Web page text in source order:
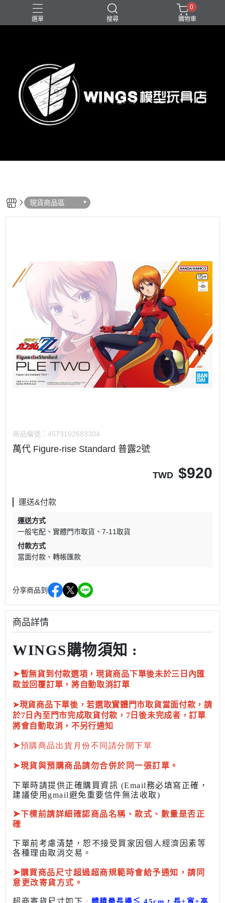
選單 搜尋
0
購物車
現貨商品區
商品編號： 4573102683304
萬代 Figure-rise Standard 普露2號
TWD $920
運送&付款
運送方式
一般宅配
實體門市取貨
7-11取貨
付款方式
當面付款
轉帳匯款
分享商品到
商品詳情
WINGS購物須知 :
➤暫無貨到付款選項，現貨商品下單後未於三日內匯
款並回覆訂單，將自動取消訂單
➤現貨商品下單後，若選取實體門市取貨當面付款，請
於7日內至門市完成取貨付款，7日後未完成者，訂單
將會自動取消，不另行通知
➤預購商品出貨月份不同請分開下單
➤現貨與預購商品請勿合併於同一張訂單。
下單時請提供正確購買資訊 (Email務必填寫正確，
建議使用gmail避免重要信件無法收取)
➤下標前請詳細確認商品名稱、款式、數量是否正
確
下單前考慮清楚，恕不接受買家因個人經濟因素等
各種理由取消交易。
➤購買商品尺寸超過超商規範時會給予通知，請同
意更改寄貨方式。